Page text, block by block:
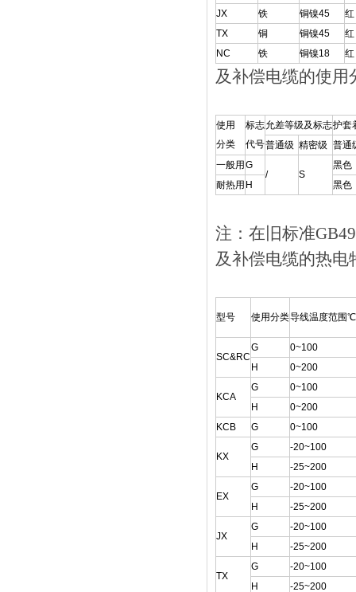
JX
铁 铜镍45
红
TX
铜 铜镍45
红
NC
铁 铜镍18 红
及补偿电缆的使用
使用
分类
标志
代号
允差等级及标志护套
普通级 精密级 普通
一般用 G
/
S
黑色
耐热用 H 黑色
注：在旧标准
及补偿电缆的热电
型号 使用分类导线温度范围℃
SC&RC
G
0~100
H
0~200
KCA
G
0~100
H
0~200
KCB
G 0~100
KX
G
-20~100
H
-25~200
EX
G
-20~100
H
-25~200
JX
G
-20~100
H
-25~200
TX
G
-20~100
H
-25~200